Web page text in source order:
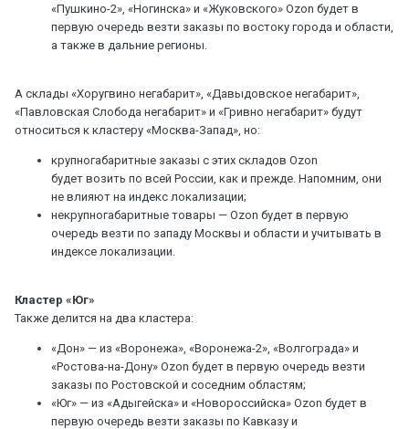
«Пушкино-2», «Ногинска» и «Жуковского» Ozon будет в
первую очередь везти заказы по востоку города и области,
а также в дальние регионы.
А склады «Хоругвино негабарит», «Давыдовское негабарит»,
«Павловская Слобода негабарит» и «Гривно негабарит» будут
относиться к кластеру «Москва-Запад», но:
крупногабаритные заказы с этих складов Ozon
будет возить по всей России, как и прежде. Напомним, они
не влияют на индекс локализации;
некрупногабаритные товары — Ozon будет в первую
очередь везти по западу Москвы и области и учитывать в
индексе локализации.
Кластер «Юг»
Также делится на два кластера:
«Дон» — из «Воронежа», «Воронежа-2», «Волгограда» и
«Ростова-на-Дону» Ozon будет в первую очередь везти
заказы по Ростовской и соседним областям;
«Юг» — из «Адыгейска» и «Новороссийска» Ozon будет в
первую очередь везти заказы по Кавказу и